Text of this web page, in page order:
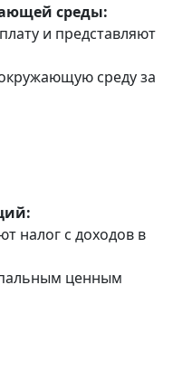
среды:
и представляют
среду за
налог с доходов в
ценным